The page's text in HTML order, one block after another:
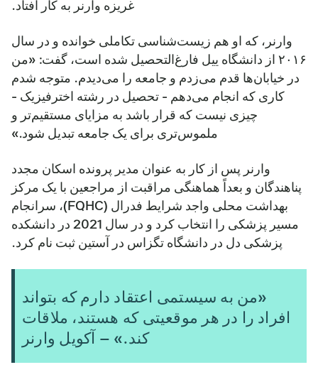
غریزه وارنر به کار افتاد.
وارنر، که او هم زیست‌شناسی تکاملی خوانده و در سال
۲۰۱۶ از دانشگاه ییل فارغ‌التحصیل شده است، گفت: «من
در خیابان‌ها قدم می‌زدم و جامعه را می‌دیدم. متوجه شدم
کاری که انجام می‌دهم - تحصیل در رشته اخترفیزیک -
چیزی نیست که قرار باشد به مزایای مستقیم‌تر و
ملموس‌تری برای یک جامعه تبدیل شود.»
وارنر پس از کار به عنوان مدیر پرونده اسکان مجدد
پناهندگان و بعداً هماهنگی مراقبت از مراجعین با یک مرکز
بهداشت محلی واجد شرایط فدرال (FQHC)، سرانجام
مسیر پزشکی را انتخاب کرد و در سال 2021 در دانشکده
پزشکی دل در دانشگاه تگزاس در آستین ثبت نام کرد.
«من به سیستمی اعتقاد دارم که بتواند
افراد را در هر موقعیتی که هستند، ملاقات
کند.» – آکویل وارنر